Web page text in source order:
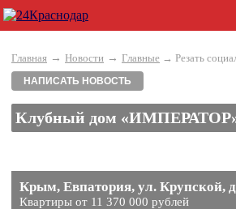
Главная → Новости → Главные → Резать
НАПИСАТЬ НОВОСТЬ
Клубный дом
Крым, Евпатория, ул. Крупской,
Квартиры от 11 370 000 рублей